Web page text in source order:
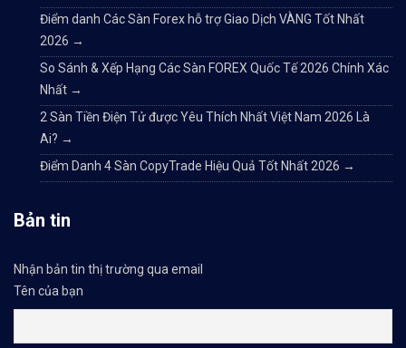
Điểm danh Các Sàn Forex hỗ trợ Giao Dịch VÀNG Tốt Nhất
2026 →
So Sánh & Xếp Hạng Các Sàn FOREX Quốc Tế 2026 Chính Xác
Nhất →
2 Sàn Tiền Điện Tử được Yêu Thích Nhất Việt Nam 2026 Là
Ai? →
Điểm Danh 4 Sàn CopyTrade Hiệu Quả Tốt Nhất 2026 →
Bản tin
Nhận bản tin thị trường qua email
Tên của bạn